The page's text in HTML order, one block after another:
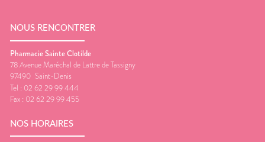
NOUS RENCONTRER
Pharmacie Sainte Clotilde
78 Avenue Maréchal de Lattre de Tassigny
97490 Saint-Denis
Tel : 02 62 29 99 444
Fax : 02 62 29 99 455
NOS HORAIRES